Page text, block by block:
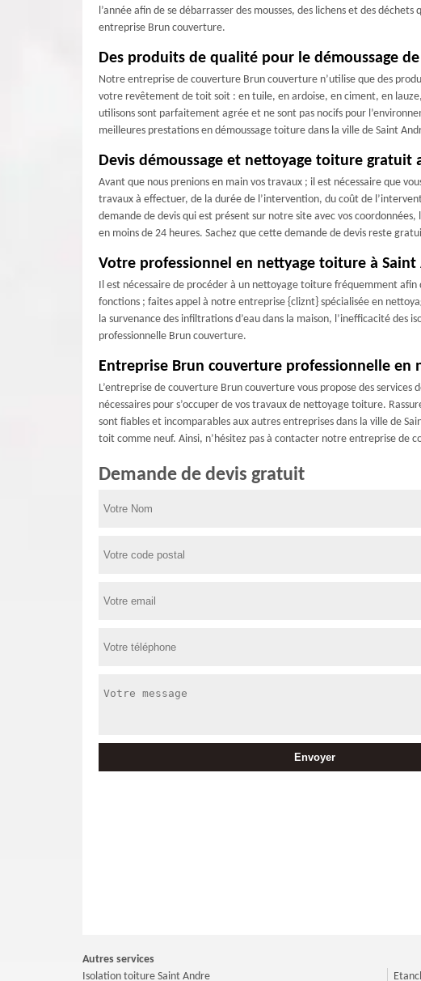
l’année afin de se débarrasser des mousses, des lichens et des
entreprise Brun couverture.
Des produits de qualité pour le démoussage
Notre entreprise de couverture Brun couverture n’utilise que des
votre revêtement de toit soit : en tuile, en ardoise, en ciment, en
utilisons sont parfaitement agrée et ne sont pas nocifs pour
meilleures prestations en démoussage toiture dans la ville de Saint
Devis démoussage et nettoyage toiture gratuit
Avant que nous prenions en main vos travaux ; il est nécessaire que
travaux à effectuer, de la durée de l’intervention, du coût de
demande de devis qui est présent sur notre site avec vos
en moins de 24 heures. Sachez que cette demande de devis reste
Votre professionnel en nettyage toiture à Saint
Il est nécessaire de procéder à un nettoyage toiture fréquemment
fonctions ; faites appel à notre entreprise {cliznt} spécialisée en
la survenance des infiltrations d’eau dans la maison, l’inefficacité
professionnelle Brun couverture.
Entreprise Brun couverture professionnelle en
L’entreprise de couverture Brun couverture vous propose des
nécessaires pour s’occuper de vos travaux de nettoyage toiture.
sont fiables et incomparables aux autres entreprises dans la ville de
toit comme neuf. Ainsi, n’hésitez pas à contacter notre entreprise de
Demande de devis gratuit
Autres services
Isolation toiture Saint Andre